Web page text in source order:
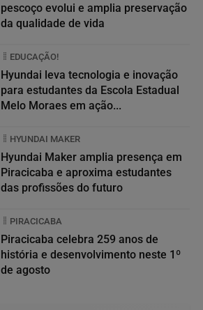
pescoço evolui e amplia preservação
da qualidade de vida
EDUCAÇÃO!
Hyundai leva tecnologia e inovação
para estudantes da Escola Estadual
Melo Moraes em ação...
HYUNDAI MAKER
Hyundai Maker amplia presença em
Piracicaba e aproxima estudantes
das profissões do futuro
PIRACICABA
Piracicaba celebra 259 anos de
história e desenvolvimento neste 1º
de agosto